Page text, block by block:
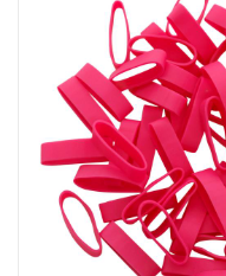
Élastiques en croix ou en H
Fastfix
Élastique noué
Offre élastiques noirs !